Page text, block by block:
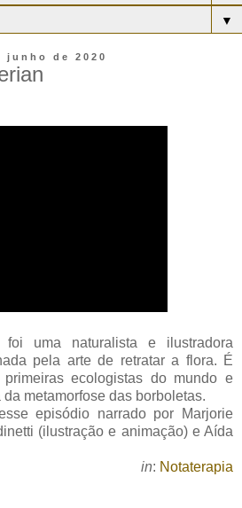
▼
junho de 2020
foi uma naturalista e ilustradora
pela arte de retratar a flora. É
ecologistas do mundo e
metamorfose das borboletas.
episódio narrado por Marjorie
(ilustração e animação) e Aída
in: Notaterapia